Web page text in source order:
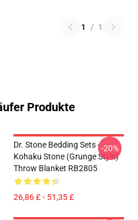
1 / 1
Produkte
Dr. Stone Bedding Sets -
Kohaku Stone (Grunge Style)
Throw Blanket RB2805
26,86 £ - 51,35 £
-20%